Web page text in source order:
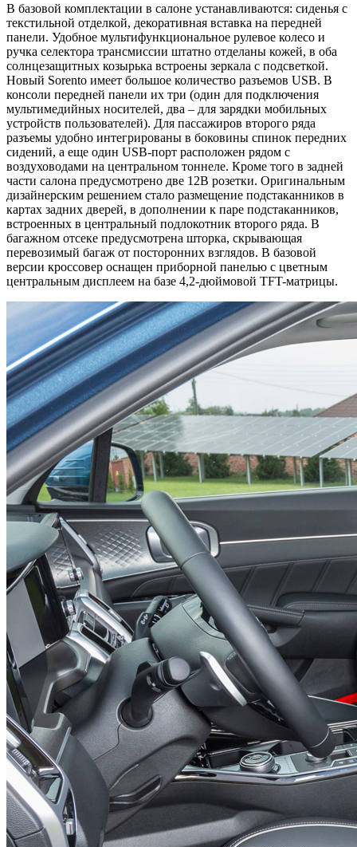
В базовой комплектации в салоне устанавливаются: сиденья с
текстильной отделкой, декоративная вставка на передней
панели. Удобное мультифункциональное рулевое колесо и
ручка селектора трансмиссии штатно отделаны кожей, в оба
солнцезащитных козырька встроены зеркала с подсветкой.
Новый Sorento имеет большое количество разъемов USB. В
консоли передней панели их три (один для подключения
мультимедийных носителей, два – для зарядки мобильных
устройств пользователей). Для пассажиров второго ряда
разъемы удобно интегрированы в боковины спинок передних
сидений, а еще один USB-порт расположен рядом с
воздуховодами на центральном тоннеле. Кроме того в задней
части салона предусмотрено две 12В розетки. Оригинальным
дизайнерским решением стало размещение подстаканников в
картах задних дверей, в дополнении к паре подстаканников,
встроенных в центральный подлокотник второго ряда. В
багажном отсеке предусмотрена шторка, скрывающая
перевозимый багаж от посторонних взглядов. В базовой
версии кроссовер оснащен приборной панелью с цветным
центральным дисплеем на базе 4,2-дюймовой TFT-матрицы.